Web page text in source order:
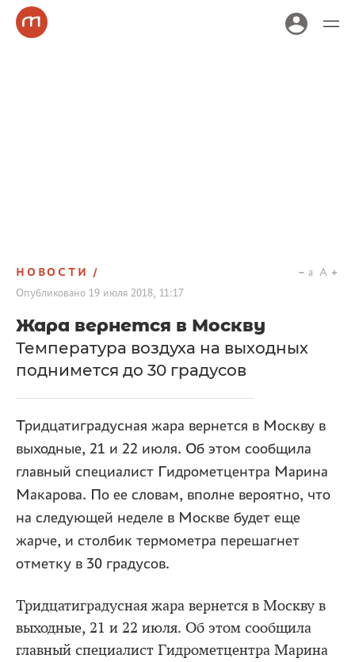
НОВОСТИ
Опубликовано 19 июля 2018, 11:17
a A
Жара вернется в Москву
Температура воздуха на выходных
поднимется до 30 градусов
Тридцатиградусная жара вернется в Москву в
выходные, 21 и 22 июля. Об этом сообщила
главный специалист Гидрометцентра Марина
Макарова. По ее словам, вполне вероятно, что
на следующей неделе в Москве будет еще
жарче, и столбик термометра перешагнет
отметку в 30 градусов.
Тридцатиградусная жара вернется в Москву в
выходные, 21 и 22 июля. Об этом сообщила
главный специалист Гидрометцентра Марина